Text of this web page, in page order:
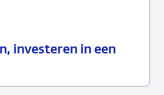
investeren in een